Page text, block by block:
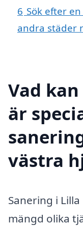
6 Sök efter
andra städer
Vad
är
västra
Sanering i
mängd olika